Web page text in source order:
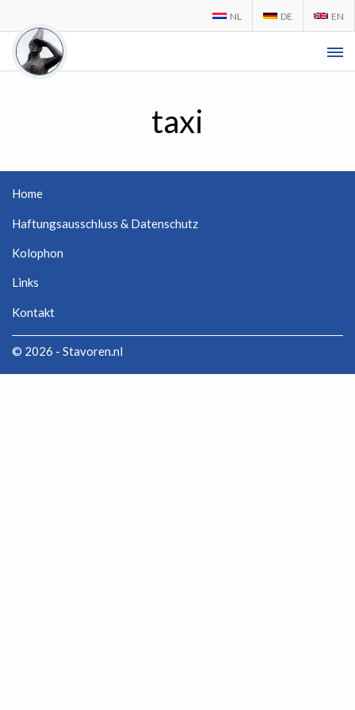
NL DE EN
taxi
Home
Haftungsausschluss & Datenschutz
Kolophon
Links
Kontakt
© 2026 - Stavoren.nl